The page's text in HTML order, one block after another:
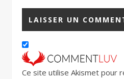
Ce site utilise Akismet pour